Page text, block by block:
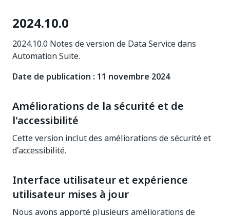
2024.10.0
2024.10.0 Notes de version de Data Service dans
Automation Suite.
Date de publication : 11 novembre 2024
Améliorations de la sécurité et de
l'accessibilité
Cette version inclut des améliorations de sécurité et
d'accessibilité.
Interface utilisateur et expérience
utilisateur mises à jour
Nous avons apporté plusieurs améliorations de